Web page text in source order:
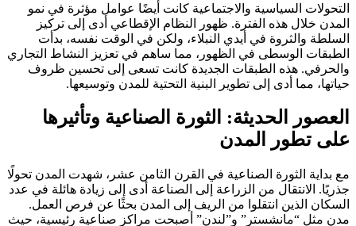
التحولات السياسية والاجتماعية كانت أيضًا عوامل مؤثرة في نمو
المدن خلال هذه الفترة. ظهور النظام الإقطاعي أدى إلى تركيز
السلطة والثروة في أيدي النبلاء، ولكن في الوقت نفسه، بدأت
الطبقات الوسطى في الظهور، مما ساهم في تعزيز النشاط التجاري
والحرفي. هذه الطبقات الجديدة كانت تسعى إلى تحسين ظروف
حياتها، مما أدى إلى تطوير البنية التحتية للمدن وتوسيعها.
العصور الحديثة: الثورة الصناعية وتأثيرها
على تطور المدن
مع بداية الثورة الصناعية في القرن الثامن عشر، شهدت المدن تحولًا
جذريًا. الانتقال من الزراعة إلى الصناعة أدى إلى زيادة هائلة في عدد
السكان الذين انتقلوا من الريف إلى المدن بحثًا عن فرص العمل.
مدن مثل “مانشستر” و”لندن” أصبحت مراكز صناعية رئيسية، حيث